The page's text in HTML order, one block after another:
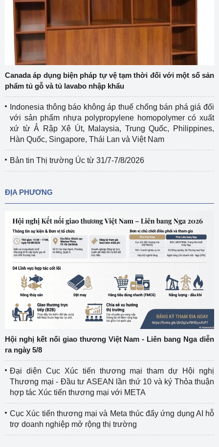
Canada áp dụng biện pháp tự vệ tạm thời đối với một số sản
phẩm tủ gỗ và tủ lavabo nhập khẩu
Indonesia thông báo không áp thuế chống bán phá giá đối
với sản phẩm nhựa polypropylene homopolymer có xuất
xứ từ Ả Rập Xê Út, Malaysia, Trung Quốc, Philippines,
Hàn Quốc, Singapore, Thái Lan và Việt Nam
Bản tin Thị trường Úc từ 31/7-7/8/2026
ĐỊA PHƯƠNG
Hội nghị kết nối giao thương Việt Nam - Liên bang Nga diễn
ra ngày 5/8
Đại diện Cục Xúc tiến thương mại tham dự Hội nghị
Thương mại - Đầu tư ASEAN lần thứ 10 và ký Thỏa thuận
hợp tác Xúc tiến thương mại với META
Cục Xúc tiến thương mại và Meta thúc đẩy ứng dụng AI hỗ
trợ doanh nghiệp mở rộng thị trường